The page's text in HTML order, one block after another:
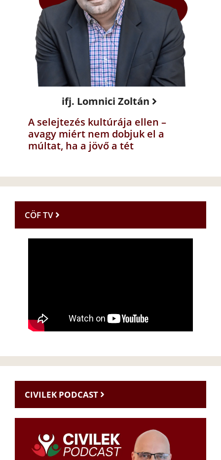
ifj. Lomnici Zoltán
A selejtezés kultúrája ellen –
avagy miért nem dobjuk el a
múltat, ha a jövő a tét
CÖF TV
CIVILEK PODCAST